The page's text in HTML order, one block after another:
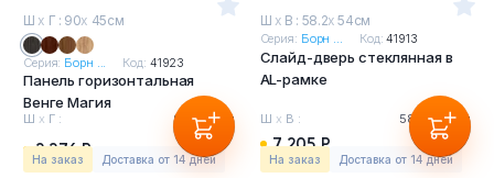
Ш х Г : 90х 45см
Серия: Борн ... Код: 41923
Панель горизонтальная
Венге Магия
Ш х Г : 90 х45см
2 276 Р
На заказ Доставка от 14 дней
Ш х В : 58.2х 54см
Серия: Борн ... Код:41913
Слайд-дверь стеклянная в
AL-рамке
Ш х В : 58.2 х54см
7 205 Р
На заказ Доставка от 14 дней